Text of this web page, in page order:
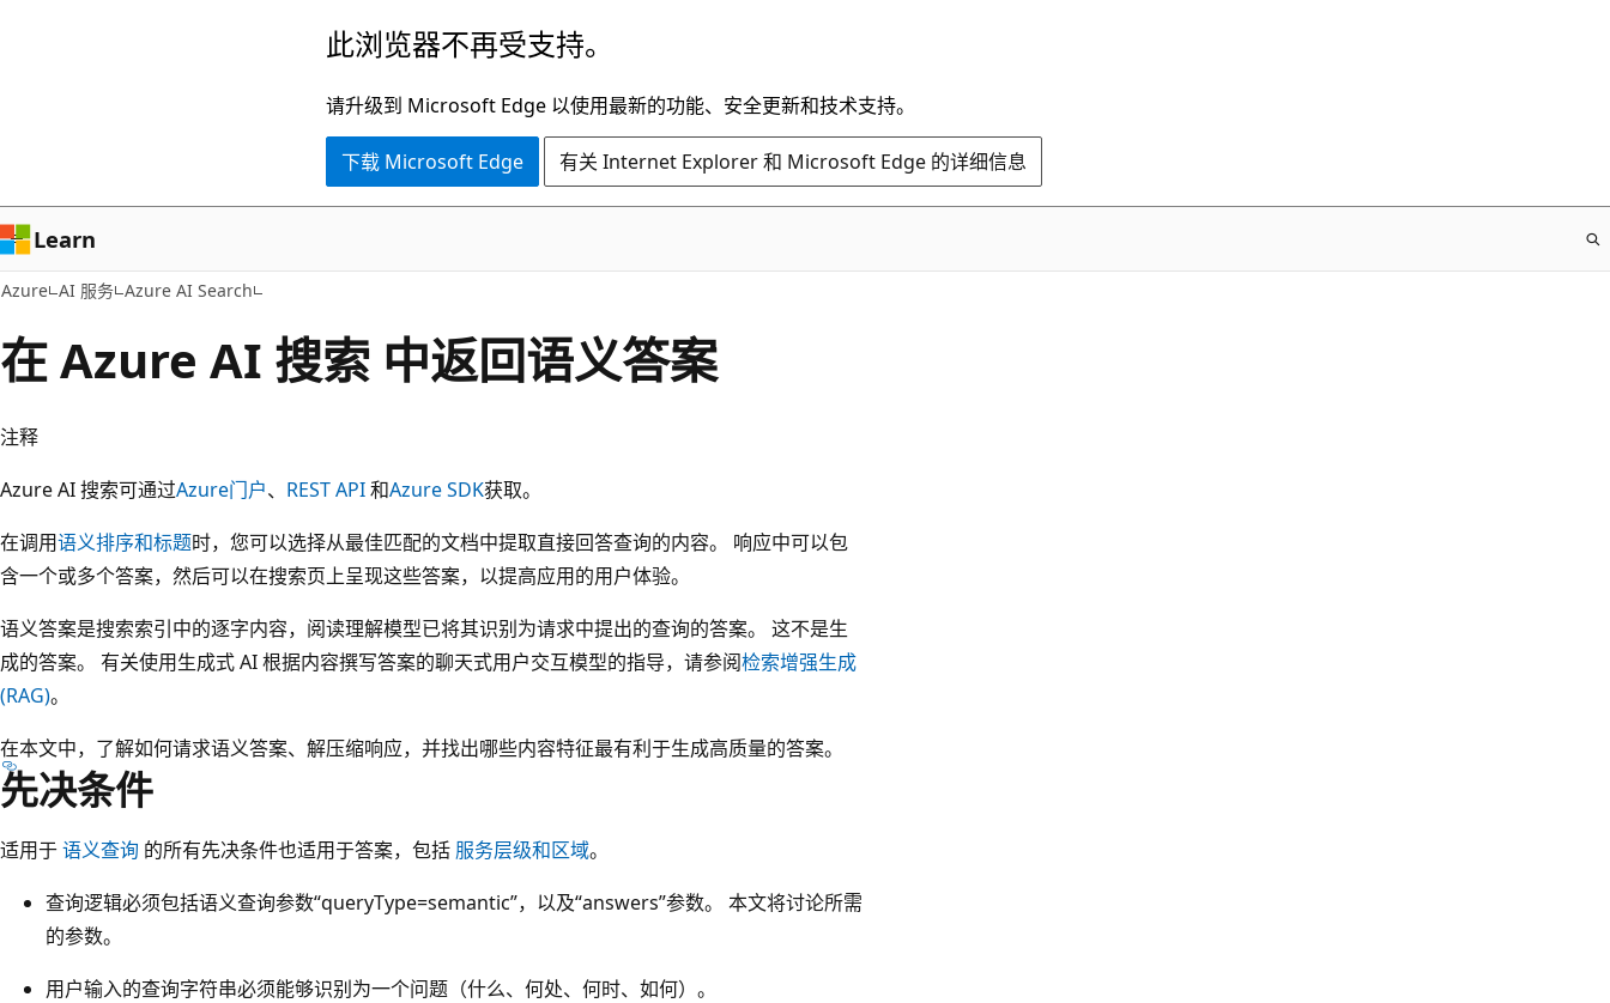
容
此浏览器不再受支持。
请升级到 Microsoft Edge 以使用最新的功能、安全更新和技术支持。
下载 Microsoft Edge 有关 Internet Explorer 和 Microsoft Edge 的详细信息
Learn
Azure AI 服务 Azure AI Search
在 Azure AI 搜索 中返回语义答案
注释
Azure AI 搜索可通过Azure门户、 REST API和Azure SDK获取。
在调用语义排序和标题时，您可以选择从最佳匹配的文档中提取直接回答查询的内容。 响应中可以包
含一个或多个答案，然后可以在搜索页上呈现这些答案，以提高应用的用户体验。
语义答案是搜索索引中的逐字内容，阅读理解模型已将其识别为请求中提出的查询的答案。 这不是生
成的答案。 有关使用生成式 AI 根据内容撰写答案的聊天式用户交互模型的指导，请参阅检索增强生成
(RAG)。
在本文中，了解如何请求语义答案、解压缩响应，并找出哪些内容特征最有利于生成高质量的答案。
先决条件
适用于语义查询 的所有先决条件也适用于答案，包括 服务层级和区域。
查询逻辑必须包括语义查询参数“queryType=semantic”，以及“answers”参数。 本文将讨论所需
的参数。
用户输入的查询字符串必须能够识别为一个问题（什么、何处、何时、如何）。